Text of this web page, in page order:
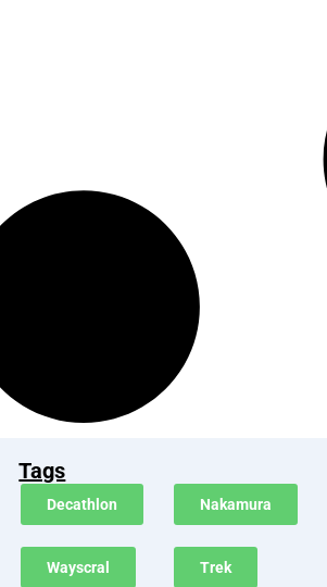
Tags
Decathlon Nakamura
Wayscral Trek